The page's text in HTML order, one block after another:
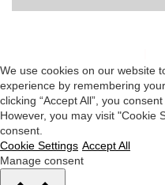
We use cookies on our website
experience by remembering
clicking “Accept All”, you
However, you may visit "Cookie
consent.
Cookie Settings Accept All
Manage consent